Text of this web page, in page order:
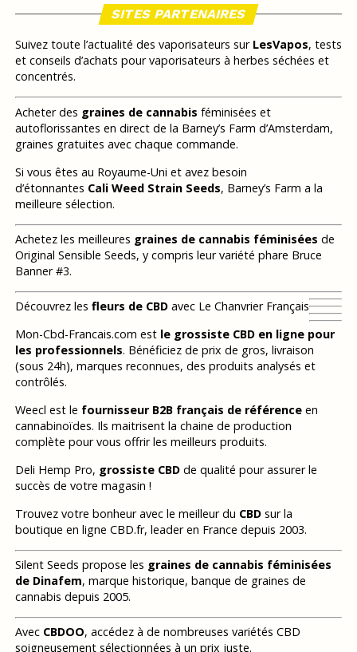
SITES PARTENAIRES
Suivez toute l’actualité des vaporisateurs sur LesVapos, tests
et conseils d’achats pour vaporisateurs à herbes séchées et
concentrés.
Acheter des graines de cannabis féminisées et
autoflorissantes en direct de la Barney’s Farm d’Amsterdam,
graines gratuites avec chaque commande.
Si vous êtes au Royaume-Uni et avez besoin
d’étonnantes Cali Weed Strain Seeds, Barney’s Farm a la
meilleure sélection.
Achetez les meilleures graines de cannabis féminisées de
Original Sensible Seeds, y compris leur variété phare Bruce
Banner #3.
Découvrez les fleurs de CBDavec Le Chanvrier Français
Mon-Cbd-Francais.com est le grossiste CBD en ligne pour
les professionnels. Bénéficiez de prix de gros, livraison
(sous 24h), marques reconnues, des produits analysés et
contrôlés.
Weecl est le fournisseur B2B français de référenceen
cannabinoïdes. Ils maitrisent la chaine de production
complète pour vous offrir les meilleurs produits.
Deli Hemp Pro, grossiste CBDde qualité pour assurer le
succès de votre magasin !
Trouvez votre bonheur avec le meilleur du CBDsur la
boutique en ligne CBD.fr, leader en France depuis 2003.
Silent Seeds propose les graines de cannabis féminisées
de Dinafem, marque historique, banque de graines de
cannabis depuis 2005.
Avec CBDOO, accédez à de nombreuses variétés CBD
soigneusement sélectionnées à un prix juste.